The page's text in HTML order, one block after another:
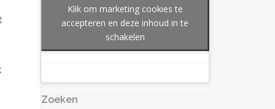
Klik om marketing cookies te
accepteren en deze inhoud in te
schakelen
Zoeken